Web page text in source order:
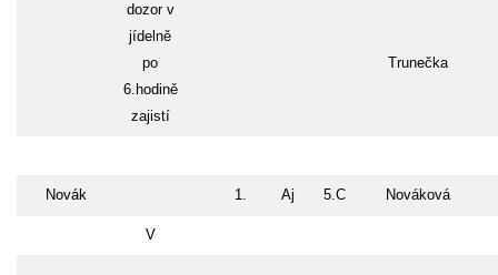
dozor v
jídelně
po
6.hodině
zajistí
Trunečka
Novák 1. Aj 5.C Nováková
V